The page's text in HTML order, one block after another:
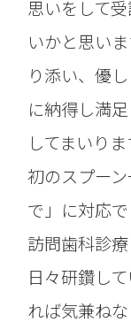
思いをして
いかと思い
り添い、優
に納得し満
してまいり
初のスプー
で」に対応
訪問歯科診
日々研鑽し
れば気兼ね